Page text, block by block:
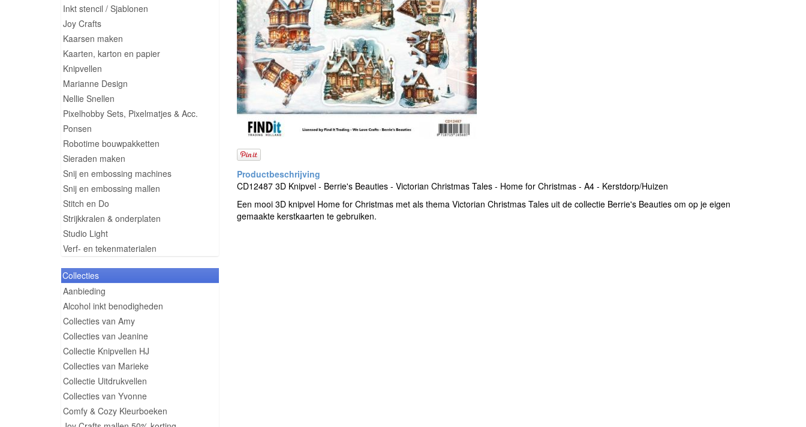
Inkt stencil / Sjablonen
Joy Crafts
Kaarsen maken
Kaarten, karton en papier
Knipvellen
Marianne Design
Nellie Snellen
Pixelhobby Sets, Pixelmatjes & Acc.
Ponsen
Robotime bouwpakketten
Sieraden maken
Snij en embossing machines
Snij en embossing mallen
Stitch en Do
Strijkkralen & onderplaten
Studio Light
Verf- en tekenmaterialen
Collecties
Aanbieding
Alcohol inkt benodigheden
Collecties van Amy
Collecties van Jeanine
Collectie Knipvellen HJ
Collecties van Marieke
Collectie Uitdrukvellen
Collecties van Yvonne
Comfy & Cozy Kleurboeken
CD12487 3D Knipvel - Berrie's Beauties - Victorian Christmas Tales - Home for Christmas - A4 - Kerstdorp/Huizen
Een mooi 3D knipvel Home for Christmas met als thema Victorian Christmas Tales uit de collectie Berrie's Beauties om op je eigen
gemaakte kerstkaarten te gebruiken.